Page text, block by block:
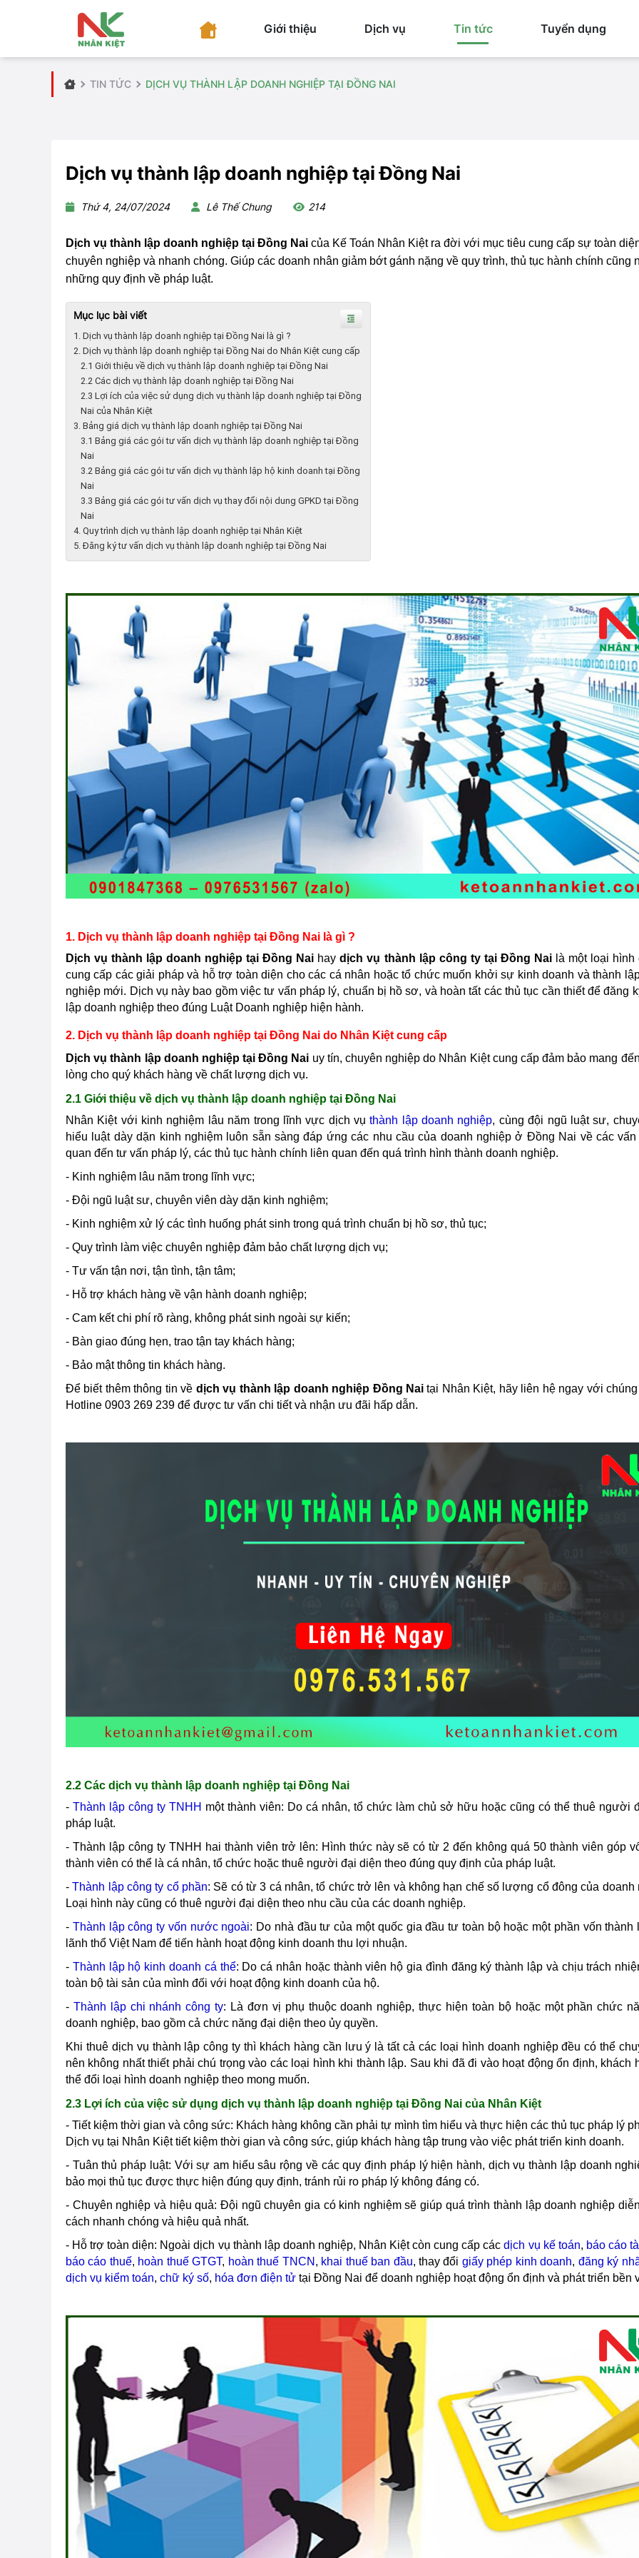
Giới thiệu Dịch vụ Tin tức Tuyển dụng
TIN TỨC DỊCH VỤ THÀNH LẬP DOANH NGHIỆP TẠI ĐỒNG NAI
Dịch vụ thành lập doanh nghiệp tại Đồng Nai
Thứ 4, 24/07/2024 Lê Thế Chung 214
Dịch vụ thành lập doanh nghiệp tại Đồng Nai của Kế Toán Nhân Kiệt ra đời với mục tiêu cung cấp sự toàn
chuyên nghiệp và nhanh chóng. Giúp các doanh nhân giảm bớt gánh nặng về quy trình, thủ tục hành chính cũng
những quy định về pháp luật.
Mục lục bài viết
1. Dịch vụ thành lập doanh nghiệp tại Đồng Nai là gì ?
2. Dịch vụ thành lập doanh nghiệp tại Đồng Nai do Nhân Kiệt cung cấp
2.1 Giới thiệu về dịch vụ thành lập doanh nghiệp tại Đồng Nai
2.2 Các dịch vụ thành lập doanh nghiệp tại Đồng Nai
2.3 Lợi ích của việc sử dụng dịch vụ thành lập doanh nghiệp tại Đồng
Nai của Nhân Kiệt
3. Bảng giá dịch vụ thành lập doanh nghiệp tại Đồng Nai
3.1 Bảng giá các gói tư vấn dịch vụ thành lập doanh nghiệp tại Đồng
Nai
3.2 Bảng giá các gói tư vấn dịch vụ thành lập hộ kinh doanh tại Đồng
Nai
3.3 Bảng giá các gói tư vấn dịch vụ thay đổi nội dung GPKD tại Đồng
Nai
4. Quy trình dịch vụ thành lập doanh nghiệp tại Nhân Kiệt
5. Đăng ký tư vấn dịch vụ thành lập doanh nghiệp tại Đồng Nai
1. Dịch vụ thành lập doanh nghiệp tại Đồng Nai là gì ?
Dịch vụ thành lập doanh nghiệp tạiĐồng Nai haydịch vụ thành lập công ty tại Đồng Nailà một loại hình
cung cấp các giải pháp và hỗ trợ toàn diện cho các cá nhân hoặc tổ chức muốn khởi sự kinh doanh và thành
nghiệp mới. Dịch vụ này bao gồm việc tư vấn pháp lý, chuẩn bị hồ sơ, và hoàn tất các thủ tục cần thiết để đăng
lập doanh nghiệp theo đúng Luật Doanh nghiệp hiện hành.
2. Dịch vụ thành lập doanh nghiệp tại Đồng Nai do Nhân Kiệt cung cấp
Dịch vụ thành lập doanh nghiệp tạiĐồng Nai uy tín, chuyên nghiệp do Nhân Kiệt cung cấp đảm bảo mang
lòng cho quý khách hàng về chất lượng dịch vụ.
2.1 Giới thiệu về dịch vụ thành lập doanh nghiệp tại Đồng Nai
Nhân Kiệt với kinh nghiệm lâu năm trong lĩnh vực dịch vụthành lập doanh nghiệp, cùng đội ngũ luật sư,
hiểu luật dày dặn kinh nghiệm luôn sẵn sàng đáp ứng các nhu cầu của doanh nghiệp ở Đồng Nai về các
quan đến tư vấn pháp lý, các thủ tục hành chính liên quan đến quá trình hình thành doanh nghiệp.
- Kinh nghiệm lâu năm trong lĩnh vực;
- Đội ngũ luật sư, chuyên viên dày dặn kinh nghiệm;
- Kinh nghiệm xử lý các tình huống phát sinh trong quá trình chuẩn bị hồ sơ, thủ tục;
- Quy trình làm việc chuyên nghiệp đảm bảo chất lượng dịch vụ;
- Tư vấn tận nơi, tận tình, tận tâm;
- Hỗ trợ khách hàng về vận hành doanh nghiệp;
- Cam kết chi phí rõ ràng, không phát sinh ngoài sự kiến;
- Bàn giao đúng hẹn, trao tận tay khách hàng;
- Bảo mật thông tin khách hàng.
Để biết thêm thông tin về dịch vụ thành lập doanh nghiệp Đồng Naitại Nhân Kiệt, hãy liên hệ ngay với chúng
Hotline 0903 269 239 để được tư vấn chi tiết và nhận ưu đãi hấp dẫn.
2.2 Các dịch vụ thành lập doanh nghiệp tại Đồng Nai
- Thành lập công ty TNHH một thành viên: Do cá nhân, tổ chức làm chủ sở hữu hoặc cũng có thể thuê người
pháp luật.
- Thành lập công ty TNHH hai thành viên trở lên: Hình thức này sẽ có từ 2 đến không quá 50 thành viên góp
thành viên có thể là cá nhân, tổ chức hoặc thuê người đại diện theo đúng quy định của pháp luật.
-Thành lập công ty cổ phần: Sẽ có từ 3 cá nhân, tổ chức trở lên và không hạn chế số lượng cổ đông của doanh
Loại hình này cũng có thuê người đại diện theo nhu cầu của các doanh nghiệp.
- Thành lập công ty vốn nước ngoài: Do nhà đầu tư của một quốc gia đầu tư toàn bộ hoặc một phần vốn thành
lãnh thổ Việt Nam để tiến hành hoạt động kinh doanh thu lợi nhuận.
- Thành lập hộ kinh doanh cá thể: Do cá nhân hoặc thành viên hộ gia đình đăng ký thành lập và chịu trách
toàn bộ tài sản của mình đối với hoạt động kinh doanh của hộ.
- Thành lập chi nhánh công ty: Là đơn vị phụ thuộc doanh nghiệp, thực hiện toàn bộ hoặc một phần chức
doanh nghiệp, bao gồm cả chức năng đại diện theo ủy quyền.
Khi thuê dịch vụ thành lập công ty thì khách hàng cần lưu ý là tất cả các loại hình doanh nghiệp đều có thể
nên không nhất thiết phải chú trọng vào các loại hình khi thành lập. Sau khi đã đi vào hoạt động ổn định, khách
thể đổi loại hình doanh nghiệp theo mong muốn.
2.3 Lợi ích của việc sử dụng dịch vụ thành lập doanh nghiệp tại Đồng Nai của Nhân Kiệt
- Tiết kiệm thời gian và công sức: Khách hàng không cần phải tự mình tìm hiểu và thực hiện các thủ tục pháp lý
Dịch vụ tại Nhân Kiệt tiết kiệm thời gian và công sức, giúp khách hàng tập trung vào việc phát triển kinh doanh.
- Tuân thủ pháp luật: Với sự am hiểu sâu rộng về các quy định pháp lý hiện hành, dịch vụ thành lập doanh
bảo mọi thủ tục được thực hiện đúng quy định, tránh rủi ro pháp lý không đáng có.
- Chuyên nghiệp và hiệu quả: Đội ngũ chuyên gia có kinh nghiệm sẽ giúp quá trình thành lập doanh nghiệp
cách nhanh chóng và hiệu quả nhất.
- Hỗ trợ toàn diện: Ngoài dịch vụ thành lập doanh nghiệp, Nhân Kiệt còn cung cấp cácdịch vụ kế toán, báo cáo
báo cáo thuế, hoàn thuế GTGT, hoàn thuế TNCN , khai thuế ban đầu, thay đổi giấy phép kinh doanh, đăng ký
dịch vụ kiểm toán, chữ ký số, hóa đơn điện tử tại Đồng Nai để doanh nghiệp hoạt động ổn định và phát triển bền